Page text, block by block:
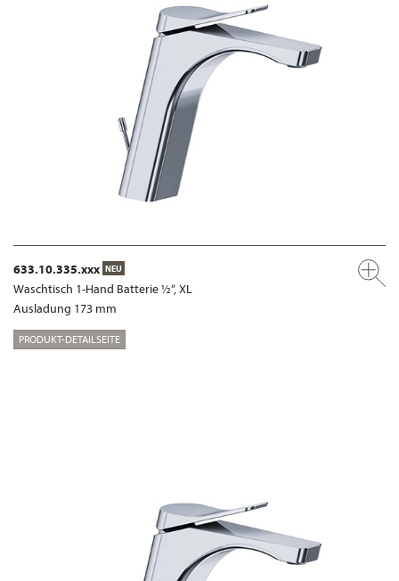
633.10.335.xxx NEU
Waschtisch 1-Hand Batterie ½“, XL
Ausladung 173 mm
PRODUKT-DETAILSEITE